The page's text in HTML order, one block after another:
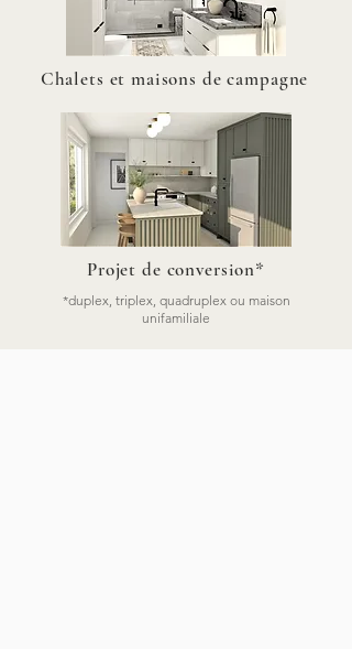
Chalets et maisons de campagne
Projet de conversion*
*duplex, triplex, quadruplex ou maison
unifamiliale